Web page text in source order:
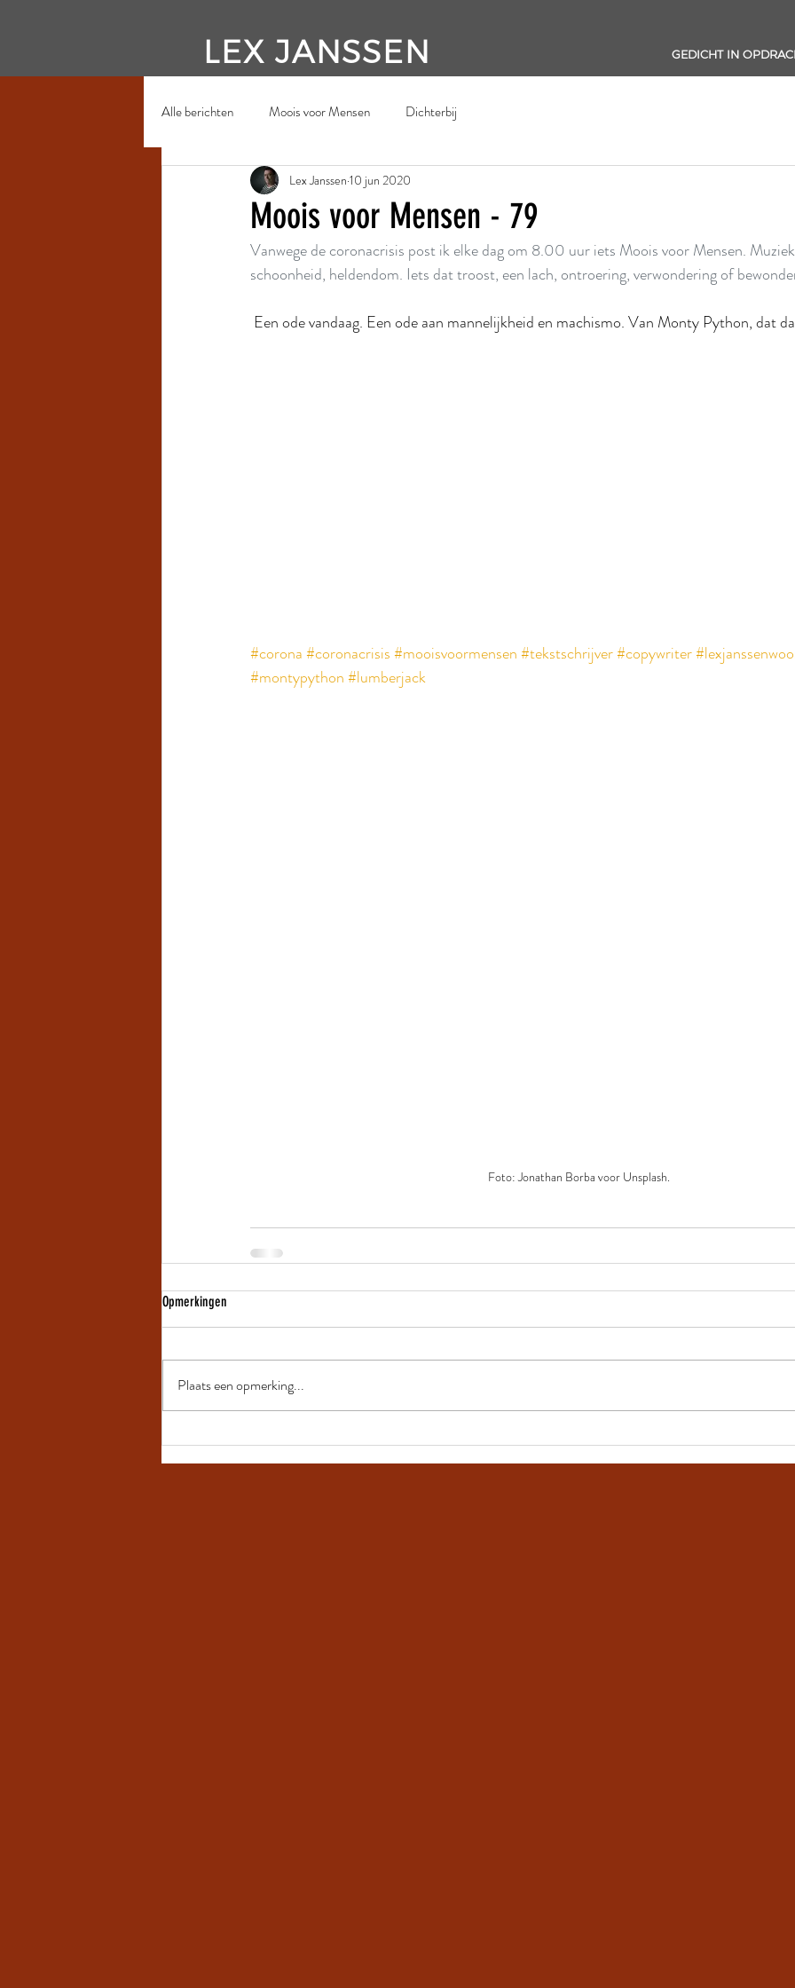
LEX JANSSEN GEDICHT IN
Alle berichten Moois voor Mensen Dichterbij
Moois voor Mensen - 79
Lex Janssen 10 jun 2020
Vanwege de coronacrisis post ik elke dag om 8.00 uur iets Moois voor Mensen.
schoonheid, heldendom. Iets dat troost, een lach, ontroering, verwondering of
Een ode vandaag. Een ode aan mannelijkheid en machismo. Van Monty Python, dat
#corona#coronacrisis#mooisvoormensen#tekstschrijver#copywriter
#montypython#lumberjack
Foto: Jonathan Borba voor Unsplash.
Opmerkingen
Plaats een opmerking...